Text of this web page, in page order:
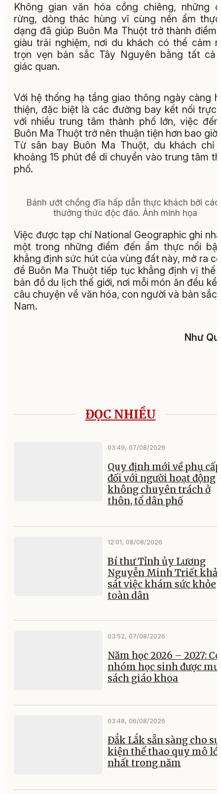
Không gian văn hóa cồng chiêng, những
rừng, dòng thác hùng vĩ cùng nền ẩm
dạng đã giúp Buôn Ma Thuột trở thành điểm
giàu trải nghiệm, nơi du khách có thể cảm
trọn vẹn bản sắc Tây Nguyên bằng tất cả
giác quan.
Với hệ thống hạ tầng giao thông ngày càng
thiện, đặc biệt là các đường bay kết nối trực
với nhiều trung tâm thành phố lớn, việc
Buôn Ma Thuột trở nên thuận tiện hơn bao giờ
Từ sân bay Buôn Ma Thuột, du khách chỉ
khoảng 15 phút để di chuyển vào trung tâm
phố.
Bánh ướt chồng đĩa hấp dẫn thực khách bởi
thưởng thức độc đáo. Ảnh minh họa
Việc được tạp chí National Geographic ghi
một trong những điểm đến ẩm thực nổi
khẳng định sức hút của vùng đất này, mở ra
để Buôn Ma Thuột tiếp tục khẳng định vị thế
bản đồ du lịch thế giới, nơi mỗi món ăn đều kể
câu chuyện về văn hóa, con người và bản sắc
Nam.
Như
ĐỌC NHIỀU
03:49, 07/08/2026
Quy định mới về phụ cấp
đối với người hoạt động
không chuyên trách ở
thôn, tổ dân phố
12:01, 08/08/2026
Bí thư Tỉnh ủy Lương
Nguyễn Minh Triết
sát việc khám sức khỏe
toàn dân
03:52, 07/08/2026
Năm học 2026 – 2027:
nhóm học sinh được
sách giáo khoa
03:48, 06/08/2026
Đắk Lắk sẵn sàng cho sự
kiện thể thao quy mô
nhất trong năm